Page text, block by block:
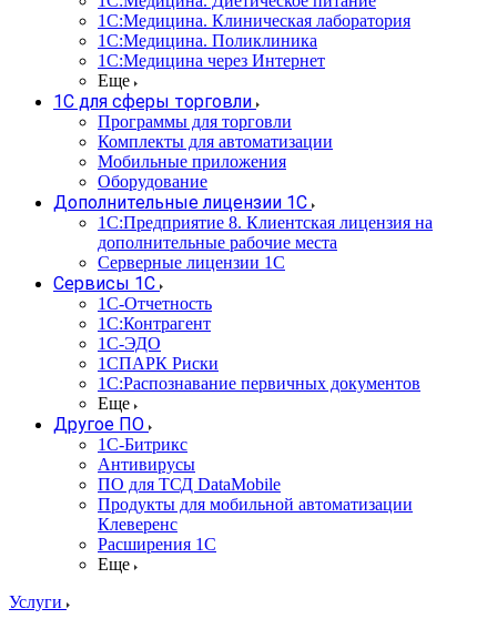
1С:Медицина. Клиническая лаборатория
1С:Медицина. Поликлиника
1С:Медицина через Интернет
Еще
1С для сферы торговли
Программы для торговли
Комплекты для автоматизации
Мобильные приложения
Оборудование
Дополнительные лицензии 1С
1С:Предприятие 8. Клиентская лицензия на
дополнительные рабочие места
Серверные лицензии 1С
Сервисы 1С
1С-Отчетность
1С:Контрагент
1С-ЭДО
1СПАРК Риски
1С:Распознавание первичных документов
Еще
Другое ПО
1С-Битрикс
Антивирусы
ПО для ТСД DataMobile
Продукты для мобильной автоматизации
Клеверенс
Расширения 1С
Еще
Услуги